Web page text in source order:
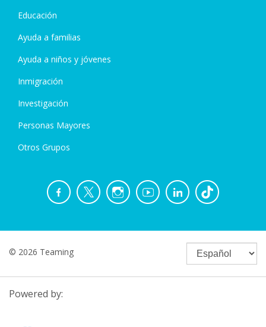
Educación
Ayuda a familias
Ayuda a niños y jóvenes
Inmigración
Investigación
Personas Mayores
Otros Grupos
© 2026 Teaming
Powered by: